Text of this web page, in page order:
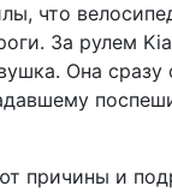
что
За рулем
Она сразу
причины и